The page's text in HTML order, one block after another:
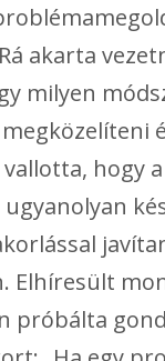
akarta
milyen
hogy a
Elhíresült
próbálta